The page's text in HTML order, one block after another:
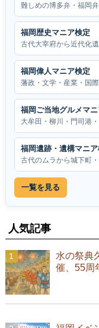
難しめの博多弁・福岡
福岡歴史マニア検定
古代大宰府から近代化
福岡偉人マニア検定
藩政・文学・産業・国
福岡ご当地グルメマ
大牟田・柳川・門司港
福岡遺跡・遺構マニア
古代のムラから城下町
一覧を見る
人気記事
水の祭典
催、55周